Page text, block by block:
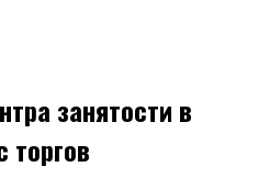
занятости в
торгов